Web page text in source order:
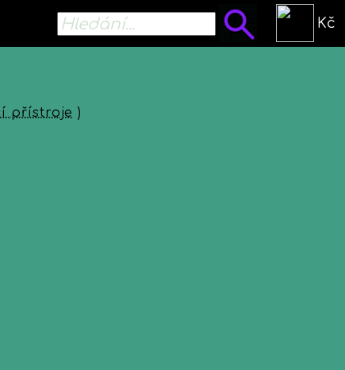
Kč
přístroje )